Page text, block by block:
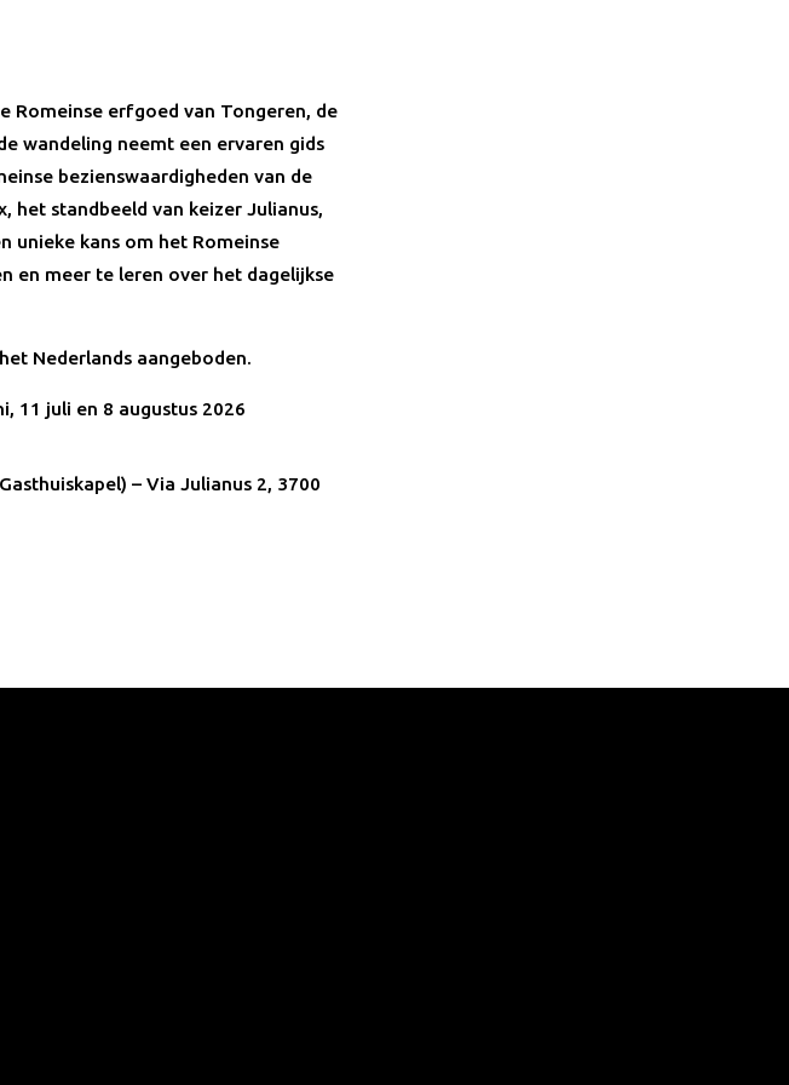
Romeinse erfgoed van Tongeren, de
wandeling neemt een ervaren gids
bezienswaardigheden van de
het standbeeld van keizer Julianus,
unieke kans om het Romeinse
en meer te leren over het dagelijkse
Nederlands aangeboden.
11 juli en 8 augustus 2026
– Via Julianus 2, 3700